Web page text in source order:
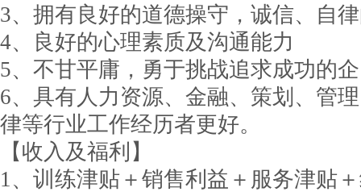
3、拥有良好的道德操守，诚信、自
4、良好的心理素质及沟通能力
5、不甘平庸，勇于挑战追求成功的
6、具有人力资源、金融、策划、管
律等行业工作经历者更好。
【收入及福利】
1、训练津贴＋销售利益＋服务津贴